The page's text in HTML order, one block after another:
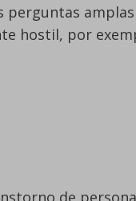
perguntas
hostil, por
de